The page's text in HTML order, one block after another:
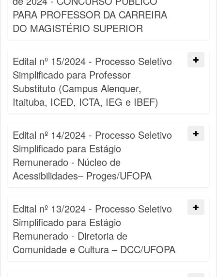
PARA PROFESSOR DA CARREIRA
DO MAGISTÉRIO SUPERIOR
Edital nº 15/2024 - Processo Seletivo
Simplificado para Professor
Substituto (Campus Alenquer,
Itaituba, ICED, ICTA, IEG e IBEF)
Edital nº 14/2024 - Processo Seletivo
Simplificado para Estágio
Remunerado - Núcleo de
Acessibilidades– Proges/UFOPA
Edital nº 13/2024 - Processo Seletivo
Simplificado para Estágio
Remunerado - Diretoria de
Comunidade e Cultura – DCC/UFOPA